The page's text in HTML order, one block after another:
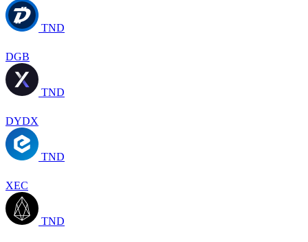
TND
DGB
TND
DYDX
TND
XEC
TND